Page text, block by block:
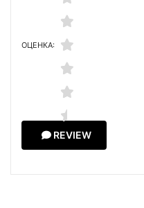
ОЦЕНКА:
REVIEW